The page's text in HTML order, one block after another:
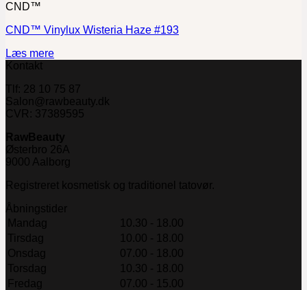
CND™
CND™ Vinylux Wisteria Haze #193
Læs mere
Kontakt
Tlf: 28 10 75 87
Salon@rawbeauty.dk
CVR: 37389595
RawBeauty
Østerbro 26A
9000 Aalborg
Registreret kosmetisk og traditionel tatovør.
Åbningstider
Mandag
10.30 - 18.00
Tirsdag
10.00 - 18.00
Onsdag
07.00 - 18.00
Torsdag
10.30 - 18.00
Fredag
07.00 - 15.00